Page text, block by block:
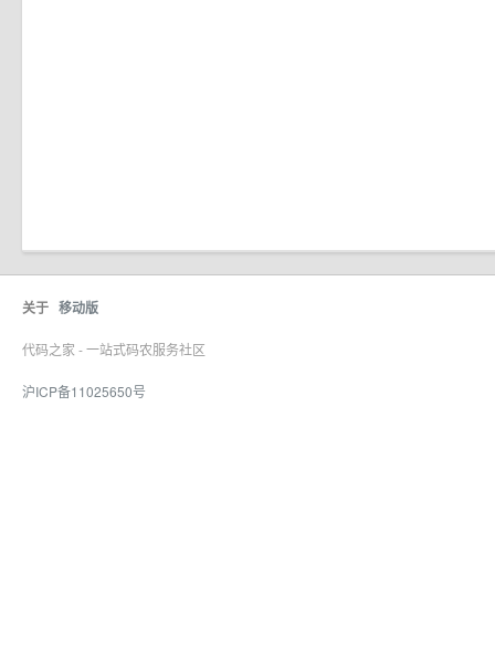
关于 移动版
代码之家 - 一站式码农服务社区
沪ICP备11025650号